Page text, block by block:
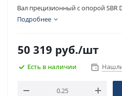
Вал прецизионный с опорой SBR
Подробнее
50 319 руб./шт
Есть в наличии